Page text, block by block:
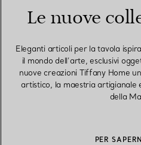
Le nuove
Eleganti articoli per la tavola
il mondo dell’arte, esclusivi
nuove creazioni Tiffany Home
artistico, la maestria artigianale
della
PER